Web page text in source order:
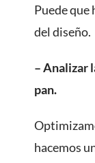
Puede que
del diseño.
– Analizar
pan.
hacemos